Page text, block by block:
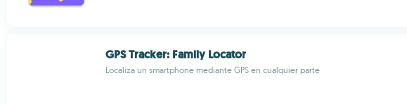
GPS Tracker: Family Locator
Localiza un smartphone mediante GPS en cualquier parte